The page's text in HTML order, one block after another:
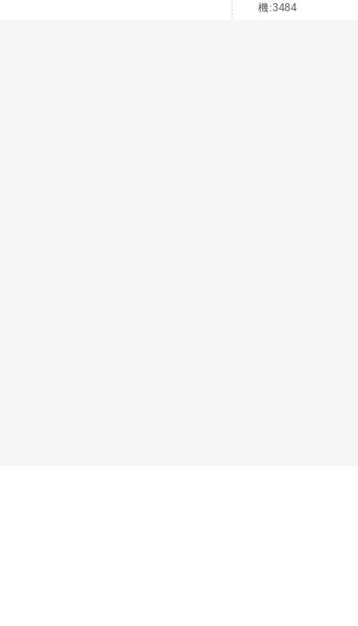
機:3484